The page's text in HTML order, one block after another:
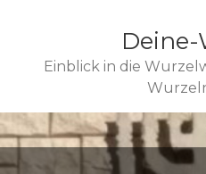
Deine-
Einblick in die